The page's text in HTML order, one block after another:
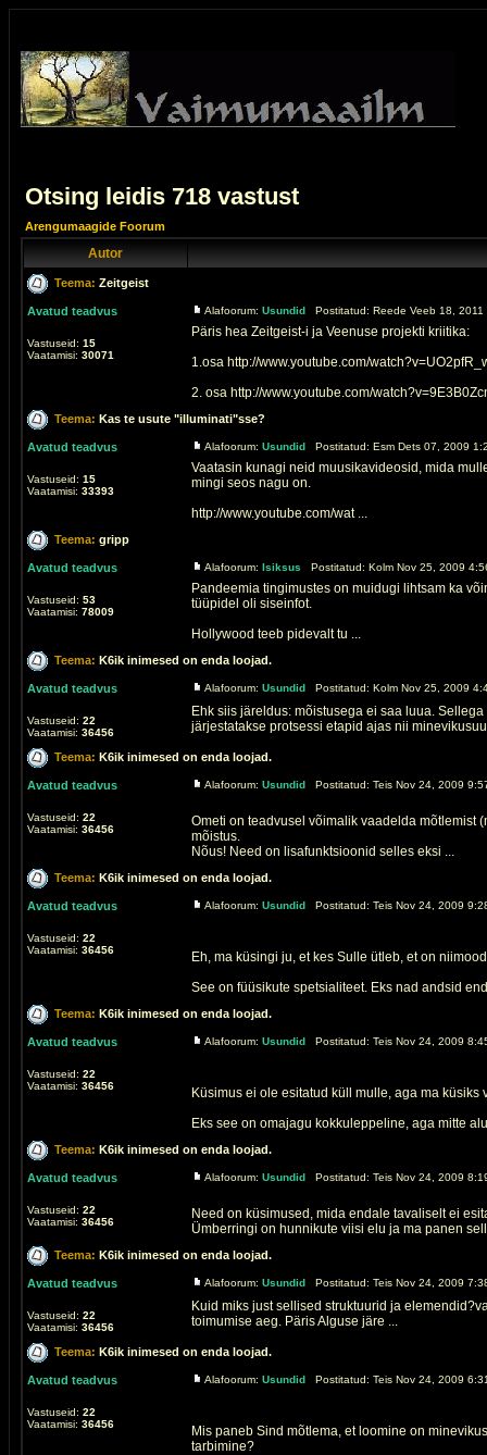
Otsing leidis 718 vastust
Arengumaagide Foorum
Autor
Teema: Zeitgeist
Avatud teadvus
Vastuseid: 15
Vaatamisi: 30071
Alafoorum: Usundid Postitatud: Reede Veeb 18,
Päris hea Zeitgeist-i ja Veenuse projekti kriitika:
1.osa http://www.youtube.com/
2. osa http://www.youtube.com/
Teema: Kas te usute "illuminati"sse?
Avatud teadvus
Vastuseid: 15
Vaatamisi: 33393
Alafoorum: Usundid Postitatud: Esm Dets 07, 2009
Vaatasin kunagi neid muusikavideosid, mida
mingi seos nagu on.
http://www.youtube.com/wat ...
Teema: gripp
Avatud teadvus
Vastuseid: 53
Vaatamisi: 78009
Alafoorum: Isiksus Postitatud: Kolm Nov 25, 2009
Pandeemia tingimustes on muidugi lihtsam ka
tüüpidel oli siseinfot.
Hollywood teeb pidevalt tu ...
Teema: K6ik inimesed on enda loojad.
Avatud teadvus
Vastuseid: 22
Vaatamisi: 36456
Alafoorum: Usundid Postitatud: Kolm Nov 25, 2009
Ehk siis järeldus: mõistusega ei saa luua.
järjestatakse protsessi etapid ajas nii
Teema: K6ik inimesed on enda loojad.
Avatud teadvus
Vastuseid: 22
Vaatamisi: 36456
Alafoorum: Usundid Postitatud: Teis Nov 24, 2009
Ometi on teadvusel võimalik vaadelda mõtlemist
mõistus.
Nõus! Need on lisafunktsioonid selles eksi ...
Teema: K6ik inimesed on enda loojad.
Avatud teadvus
Vastuseid: 22
Vaatamisi: 36456
Alafoorum: Usundid Postitatud: Teis Nov 24, 2009
Eh, ma küsingi ju, et kes Sulle ütleb, et on
See on füüsikute spetsialiteet. Eks nad andsid
Teema: K6ik inimesed on enda loojad.
Avatud teadvus
Vastuseid: 22
Vaatamisi: 36456
Alafoorum: Usundid Postitatud: Teis Nov 24, 2009
Küsimus ei ole esitatud küll mulle, aga ma
Eks see on omajagu kokkuleppeline, aga mitte
Teema: K6ik inimesed on enda loojad.
Avatud teadvus
Vastuseid: 22
Vaatamisi: 36456
Alafoorum: Usundid Postitatud: Teis Nov 24, 2009
Need on küsimused, mida endale tavaliselt ei
Ümberringi on hunnikute viisi elu ja ma panen
Teema: K6ik inimesed on enda loojad.
Avatud teadvus
Vastuseid: 22
Vaatamisi: 36456
Alafoorum: Usundid Postitatud: Teis Nov 24, 2009
Kuid miks just sellised struktuurid ja
toimumise aeg. Päris Alguse järe ...
Teema: K6ik inimesed on enda loojad.
Avatud teadvus
Vastuseid: 22
Vaatamisi: 36456
Alafoorum: Usundid Postitatud: Teis Nov 24, 2009
Mis paneb Sind mõtlema, et loomine on
tarbimine?